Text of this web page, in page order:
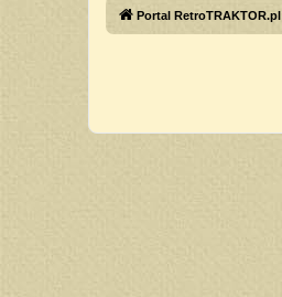
Portal RetroTRAKTOR.pl